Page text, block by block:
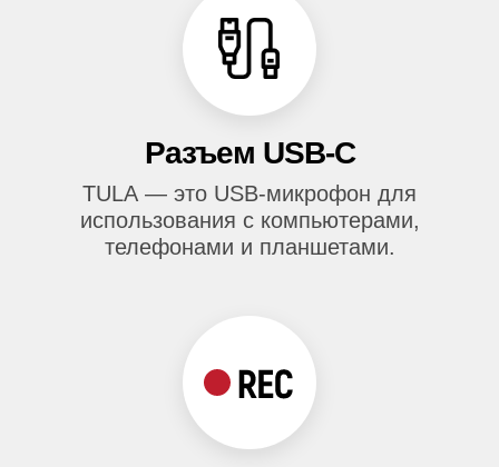
Разъем USB-C
TULA — это USB-микрофон для
использования с компьютерами,
телефонами и планшетами.